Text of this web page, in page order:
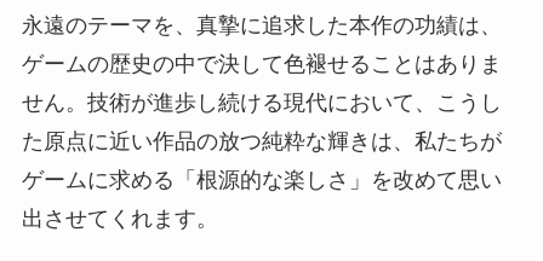
永遠のテーマを、真摯に追求した本作の功績は、
ゲームの歴史の中で決して色褪せることはありま
せん。技術が進歩し続ける現代において、こうし
た原点に近い作品の放つ純粋な輝きは、私たちが
ゲームに求める「根源的な楽しさ」を改めて思い
出させてくれます。